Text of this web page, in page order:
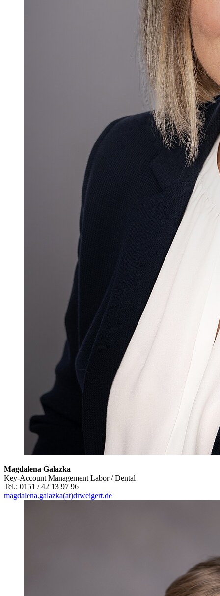
Magdalena Galazka
Key-Account Management Labor / Dental
Tel.: 0151 / 42 13 97 96
magdalena.galazka(at)drweigert.de